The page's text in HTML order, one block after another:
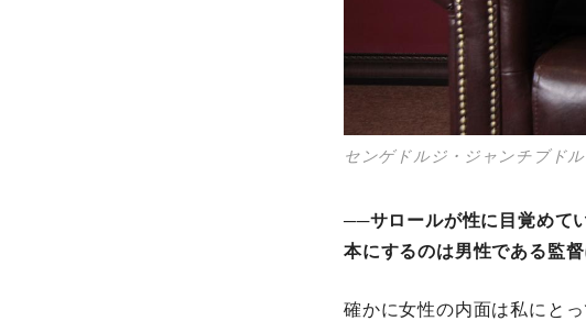
センゲドルジ・ジャンチブド
──サロールが性に目覚めて
本にするのは男性である監
確かに女性の内面は私にと